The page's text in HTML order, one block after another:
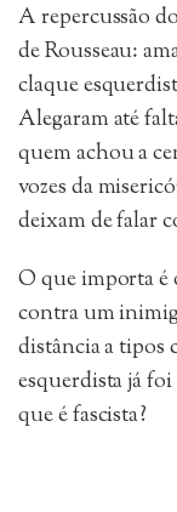
A repercussão
de Rousseau:
claque
Alegaram até
quem achou a
vozes da
deixam de falar
O que importa é
contra um
distância a tipos
esquerdista já foi
que é fascista?